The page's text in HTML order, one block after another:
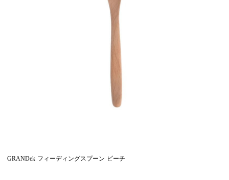
GRANDek フィーディングスプーン ビーチ